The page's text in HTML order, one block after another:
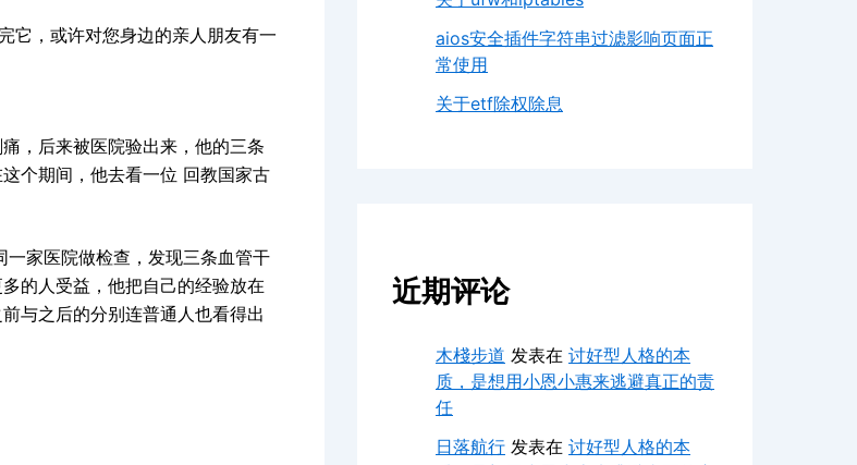
它，或许对您身边的亲人朋友有一
，后来被医院验出来，他的三条
个期间，他去看一位 回教国家古
家医院做检查，发现三条血管干
的人受益，他把自己的经验放在
与之后的分别连普通人也看得出
aios安全插件字符串过滤影响页面正
常使用
关于etf除权除息
近期评论
木棧步道 发表在 讨好型人格的本
质，是想用小恩小惠来逃避真正的责
任
日落航行 发表在 讨好型人格的本